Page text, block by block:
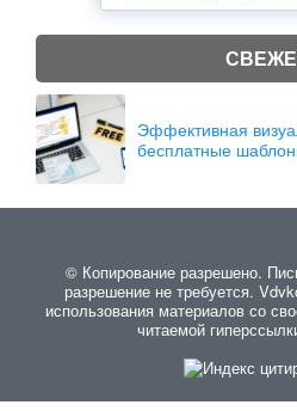
Эффективная
бесплатные
© Копирование разрешено.
разрешение не требуется.
использования материалов со
читаемой